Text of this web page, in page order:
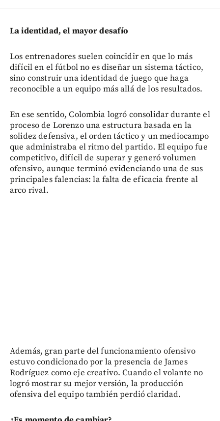
La identidad, el mayor desafío
Los entrenadores suelen coincidir en que lo más
difícil en el fútbol no es diseñar un sistema táctico,
sino construir una identidad de juego que haga
reconocible a un equipo más allá de los resultados.
En ese sentido, Colombia logró consolidar durante el
proceso de Lorenzo una estructura basada en la
solidez defensiva, el orden táctico y un mediocampo
que administraba el ritmo del partido. El equipo fue
competitivo, difícil de superar y generó volumen
ofensivo, aunque terminó evidenciando una de sus
principales falencias: la falta de eficacia frente al
arco rival.
Además, gran parte del funcionamiento ofensivo
estuvo condicionado por la presencia de James
Rodríguez como eje creativo. Cuando el volante no
logró mostrar su mejor versión, la producción
ofensiva del equipo también perdió claridad.